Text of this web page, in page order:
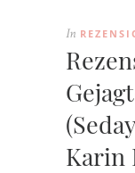
In
Karin